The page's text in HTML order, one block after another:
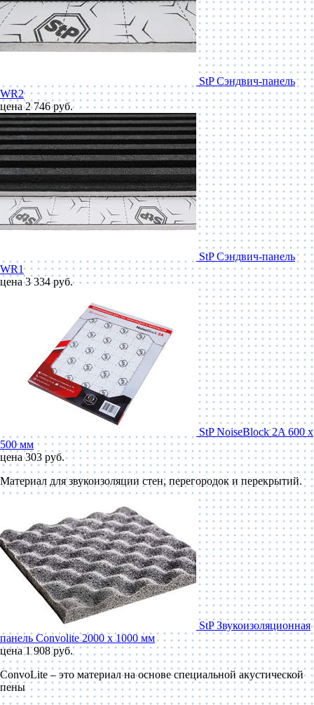
StP Сэндвич-панель
WR2
цена 2 746 руб.
StP Сэндвич-панель
WR1
цена 3 334 руб.
StP NoiseBlock 2A 600 x
500 мм
цена 303 руб.
Материал для звукоизоляции стен, перегородок и перекрытий.
StP Звукоизоляционная
панель Convolite 2000 x 1000 мм
цена 1 908 руб.
ConvoLite – это материал на основе специальной акустической
пены